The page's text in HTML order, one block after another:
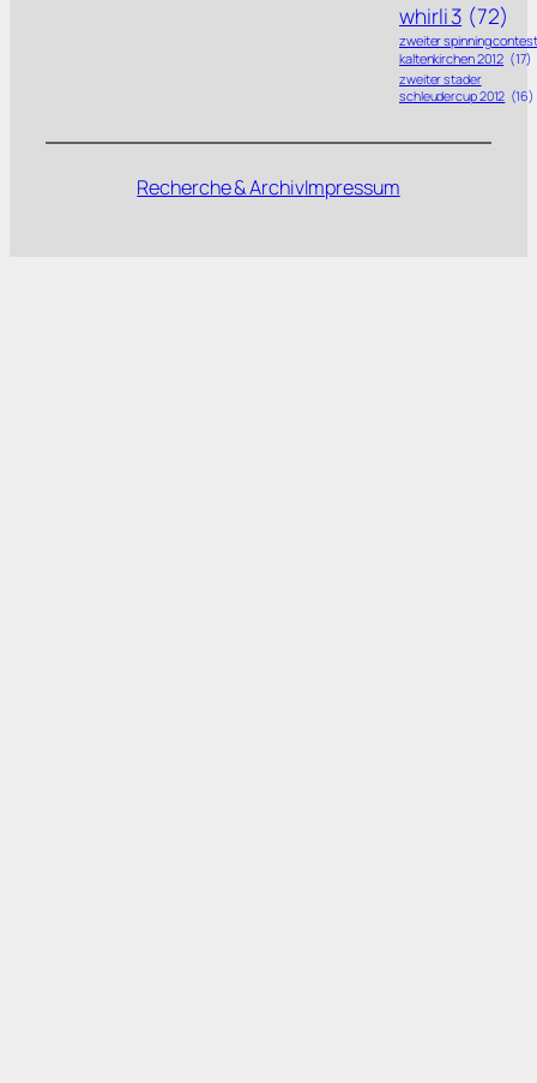
whirli 3 (72)
zweiter spinning contest
kaltenkirchen 2012 (17)
zweiter stader
schleudercup 2012 (16)
Recherche & ArchivImpressum